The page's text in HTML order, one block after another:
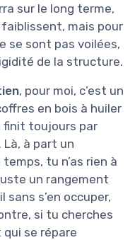
sur le long terme,
mais pour
se sont pas voilées,
de la structure.
, pour moi, c’est un
en bois à huiler
finit toujours par
à part un
tu n’as rien à
un rangement
sans s’en occuper,
si tu cherches
se répare